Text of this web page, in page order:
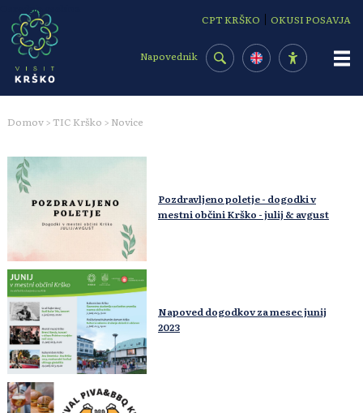
Osrednja vsebina
Napovednik
CPT KRŠKO | OKUSI POSAVJA
Domov>TIC Krško > Novice
Pozdravljeno poletje - dogodki v
mestni občini Krško - julij & avgust
Napoved dogodkov za mesec junij
2023